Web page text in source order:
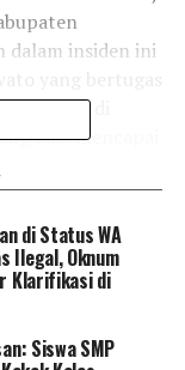
dalam insiden ini
parah di
luka mencapai
perwira polisi
Pohuwato.
penegak
karena
masyarakat.
di Status WA
Ilegal, Oknum
Klarifikasi di
Siswa SMP